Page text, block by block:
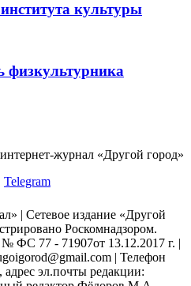
культуры
физкультурника
журнал «Другой город»
Telegram
| Сетевое издание «Другой
Роскомнадзором.
ФС 77 - 71907от 13.12.2017 г. |
| Телефон
эл.почты редакции: